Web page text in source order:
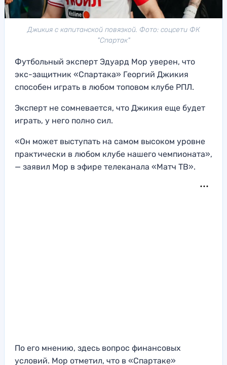
Джикия с капитанской повязкой. Фото: соцсети ФК
"Спартак"
Футбольный эксперт Эдуард Мор уверен, что
экс-защитник «Спартака» Георгий Джикия
способен играть в любом топовом клубе РПЛ.
Эксперт не сомневается, что Джикия еще будет
играть, у него полно сил.
«Он может выступать на самом высоком уровне
практически в любом клубе нашего чемпионата»,
— заявил Мор в эфире телеканала «Матч ТВ».
По его мнению, здесь вопрос финансовых
условий. Мор отметил, что в «Спартаке»